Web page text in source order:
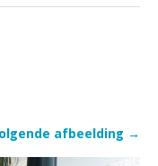
afbeelding →